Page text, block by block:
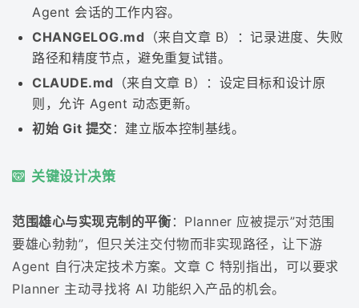
Agent 会话的工作内容。
CHANGELOG.md （来自文章 B）：记录进度、失败
路径和精度节点，避免重复试错。
CLAUDE.md （来自文章 B）：设定目标和设计原
则，允许 Agent 动态更新。
初始 Git 提交 ：建立版本控制基线。
关键设计决策
范围雄心与实现克制的平衡 ：Planner 应被提示”对范围
要雄心勃勃”，但只关注交付物而非实现路径，让下游
Agent 自行决定技术方案。文章 C 特别指出，可以要求
Planner 主动寻找将 AI 功能织入产品的机会。